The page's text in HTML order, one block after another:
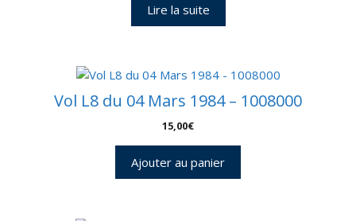
Lire la suite
Vol L8 du 04 Mars 1984 – 1008000
15,00€
Ajouter au panier